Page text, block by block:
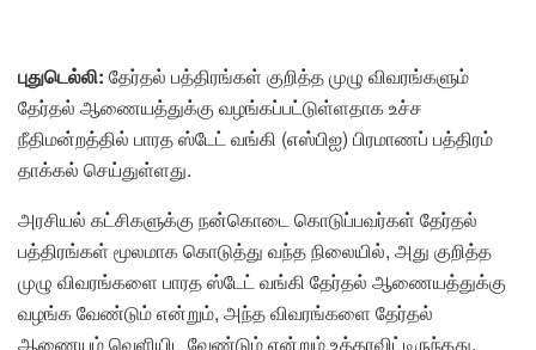
புதுடெல்லி: தேர்தல் பத்திரங்கள் குறித்த முழு விவரங்களும்
தேர்தல் ஆணையத்துக்கு வழங்கப்பட்டுள்ளதாக உச்ச
நீதிமன்றத்தில் பாரத ஸ்டேட் வங்கி (எஸ்பிஐ) பிரமாணப் பத்திரம்
தாக்கல் செய்துள்ளது.
அரசியல் கட்சிகளுக்கு நன்கொடை கொடுப்பவர்கள் தேர்தல்
பத்திரங்கள் மூலமாக கொடுத்து வந்த நிலையில், அது குறித்த
முழு விவரங்களை பாரத ஸ்டேட் வங்கி தேர்தல் ஆணையத்துக்கு
வழங்க வேண்டும் என்றும், அந்த விவரங்களை தேர்தல்
ஆணையம் வெளியிட வேண்டும் என்றும் உத்தரவிட்டிருந்தது.